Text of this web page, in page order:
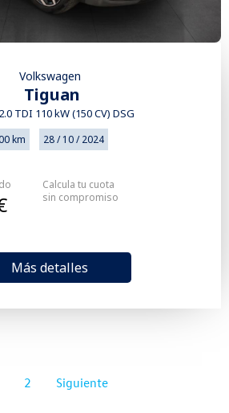
Volkswagen
Tiguan
TDI 110 kW (150 CV) DSG
km 28 / 10 / 2024
Más detalles
Calcula tu cuota
sin compromiso
2 Siguiente